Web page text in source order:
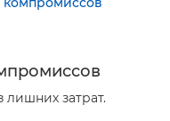
затрат.